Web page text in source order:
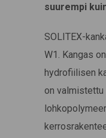
suurempi
SOLITEX-
W1. Kangas
hydrofiilisen
on